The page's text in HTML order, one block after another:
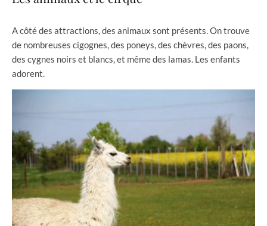
A côté des attractions, des animaux sont présents. On trouve
de nombreuses cigognes, des poneys, des chèvres, des paons,
des cygnes noirs et blancs, et même des lamas. Les enfants
adorent.